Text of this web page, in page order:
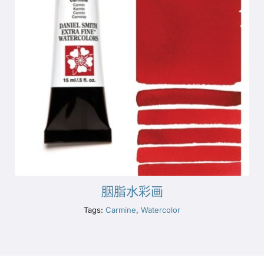
胭脂水彩画
Tags: Carmine, Watercolor